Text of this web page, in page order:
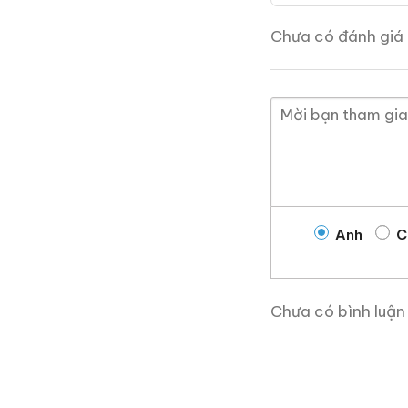
theo thời đại.
Giới Thiệu Một Số
Chưa có đánh giá
Anh
Chưa có bình